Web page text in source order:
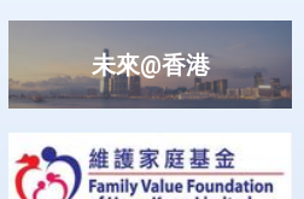
未來@香港